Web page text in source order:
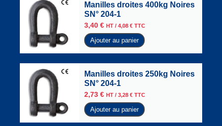
Manilles droites 400kg Noires
SN° 204-1
3,40 € HT / 4,08 € TTC
Ajouter au panier
Manilles droites 250kg Noires
SN° 204-1
2,73 € HT / 3,28 € TTC
Ajouter au panier